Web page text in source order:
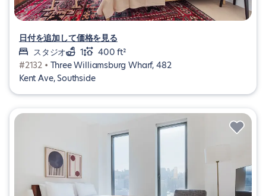
日付を追加して価格を見る
スタジオ
1
400 ft²
#2132 • Three Williamsburg Wharf, 482
Kent Ave, Southside